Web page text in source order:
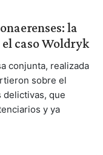
la
caso Woldryk
conjunta, realizada
sobre el
delictivas, que
y ya